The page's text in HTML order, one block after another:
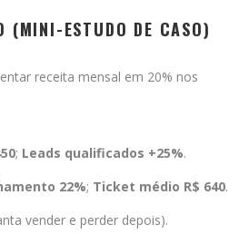
(MINI-ESTUDO DE CASO)
receita mensal em 20% nos
; Leads qualificados +25%.
22%; Ticket médio R$ 640.
vender e perder depois).